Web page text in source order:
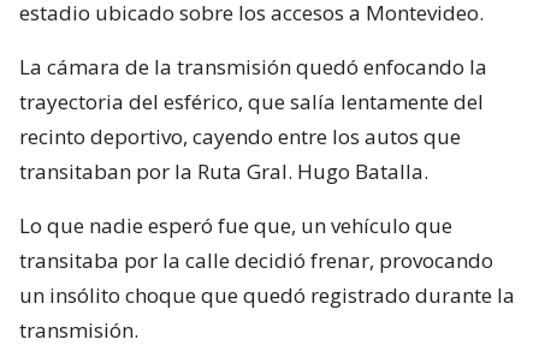
estadio ubicado sobre los accesos a Montevideo.
La cámara de la transmisión quedó enfocando la
trayectoria del esférico, que salía lentamente del
recinto deportivo, cayendo entre los autos que
transitaban por la Ruta Gral. Hugo Batalla.
Lo que nadie esperó fue que, un vehículo que
transitaba por la calle decidió frenar, provocando
un insólito choque que quedó registrado durante la
transmisión.